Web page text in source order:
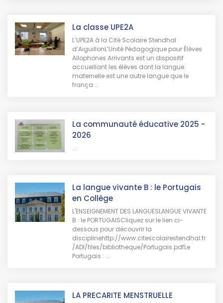
La classe UPE2A
L’UPE2A à la Cité Scolaire Stendhal
d’AiguillonL’Unité Pédagogique pour Élèves
Allophones Arrivants est un dispositif
accueillant les élèves dont la langue
maternelle est une autre langue que le
frança ...
La communauté éducative 2025 -
2026
...
La langue vivante B : le Portugais
en Collège
L'ENSEIGNEMENT DES LANGUESLANGUE VIVANTE
B : le PORTUGAISCliquez sur le lien ci-
dessous pour découvrir la
disciplinehttp://www.citescolairestendhal.fr
/ADI/files/bibliotheque/Portugais.pdfLe
Portugais : ...
LA PRECARITE MENSTRUELLE